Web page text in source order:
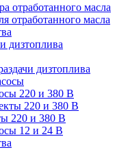
отработанного масла
отработанного масла
дизтоплива
дизтоплива
220 и 380 В
220 и 380 В
220 и 380 В
12 и 24 В